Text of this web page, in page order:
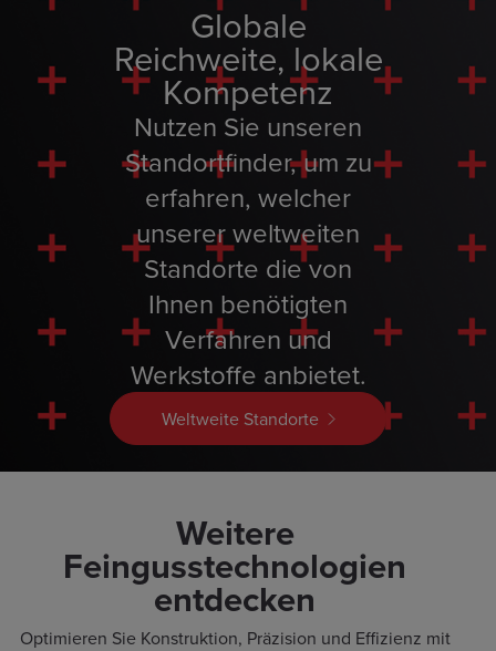
Globale
Reichweite, lokale
Kompetenz
Nutzen Sie unseren
Standortfinder, um zu
erfahren, welcher
unserer weltweiten
Standorte die von
Ihnen benötigten
Verfahren und
Werkstoffe anbietet.
Weltweite Standorte
Weitere
Feingusstechnologien
entdecken
Optimieren Sie Konstruktion, Präzision und Effizienz mit